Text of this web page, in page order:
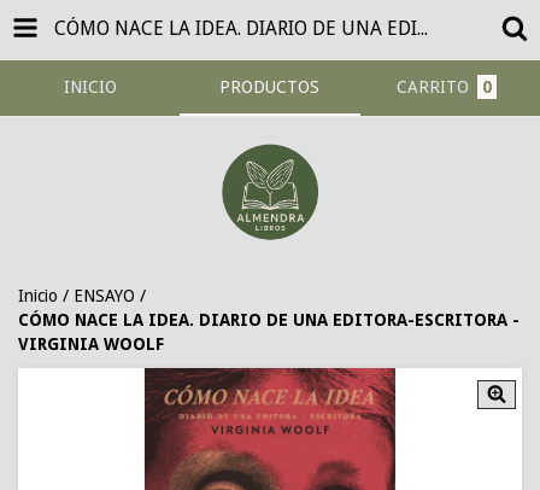
CÓMO NACE LA IDEA. DIARIO DE UNA EDITORA-ESCRITORA - VIRGINIA WOOLF
INICIO PRODUCTOS CARRITO 0
Inicio / ENSAYO /
CÓMO NACE LA IDEA. DIARIO DE UNA EDITORA-ESCRITORA -
VIRGINIA WOOLF